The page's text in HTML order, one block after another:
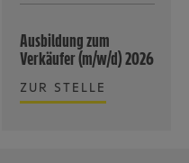
Ausbildung zum
Verkäufer (m/w/d) 2026
ZUR STELLE